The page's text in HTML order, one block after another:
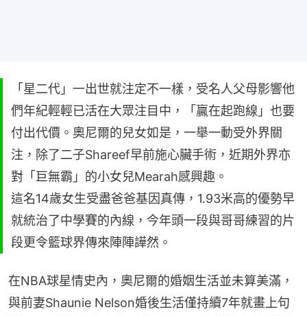
「星二代」一出世就注定不一樣，受名人父母影響他
們年紀輕輕已活在大眾注目中，「贏在起跑線」也要
付出代價。奧尼爾的兒女如是，一舉一動受外界關
注，除了二子Shareef早前施心臟手術，近期外界亦
對「巨無霸」的小女兒Mearah感興趣。
這名14歲女生受盡爸爸基因真傳，1.93米高的優勢早
就統治了中學賽的內線，今年頭一段與哥哥練習的片
段更令籃球界傳來陣陣譁然。
在NBA球星情史內，奧尼爾的婚姻生活並未算美滿，
與前妻Shaunie Nelson婚後生活僅持續7年就畫上句